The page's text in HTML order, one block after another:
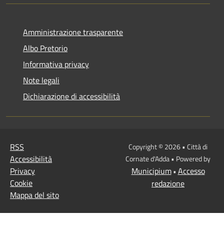
Amministrazione trasparente
Albo Pretorio
Informativa privacy
Note legali
Dichiarazione di accessibilità
RSS
Accessibilità
Privacy
Cookie
Mappa del sito
Copyright © 2026 • Città di
Cornate d'Adda • Powered by
Municipium• Accesso
redazione